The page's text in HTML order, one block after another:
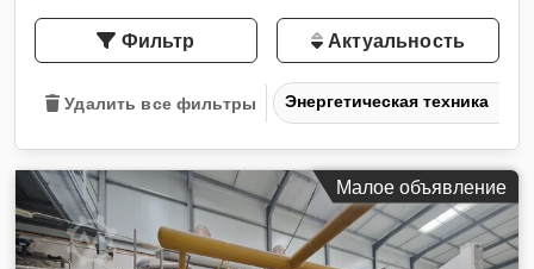
Фильтр Актуальность
Удалить все фильтры Энергетическая техника
Малое объявление